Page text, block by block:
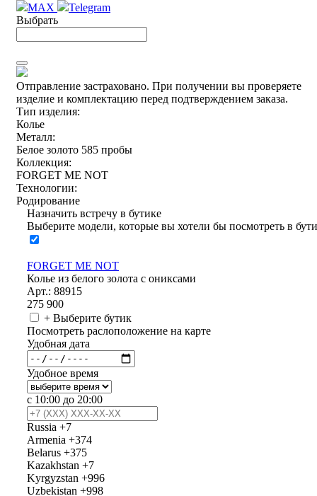
MAX
Telegram
Выбрать
Отправление застраховано. При получении вы проверяете
изделие и комплектацию перед подтверждением заказа.
Тип изделия:
Колье
Металл:
Белое золото 585 пробы
Коллекция:
FORGET ME NOT
Технологии:
Родирование
Назначить встречу в бутике
Выберите модели, которые вы хотели бы посмотреть в
FORGET ME NOT
Колье из белого золота с ониксами
Арт.: 88915
275 900
+ Выберите бутик
Посмотреть раслоположение на карте
Удобная дата
Удобное время
с 10:00 до 20:00
Russia +7
Armenia +374
Belarus +375
Kazakhstan +7
Kyrgyzstan +996
Uzbekistan +998